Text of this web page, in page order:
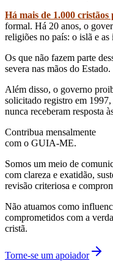
Há mais de 1.000 cristãos
formal. Há 20 anos, o
religiões no país: o islã e
Os que não fazem parte
severa nas mãos do Estado.
Além disso, o governo
solicitado registro em 1997,
nunca receberam resposta
Contribua mensalmente
com o GUIA-ME.
Somos um meio de
com clareza e exatidão,
revisão criteriosa e
Não atuamos como
comprometidos com a
cristã.
Torne-se um apoiador